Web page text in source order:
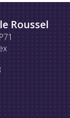
Roussel